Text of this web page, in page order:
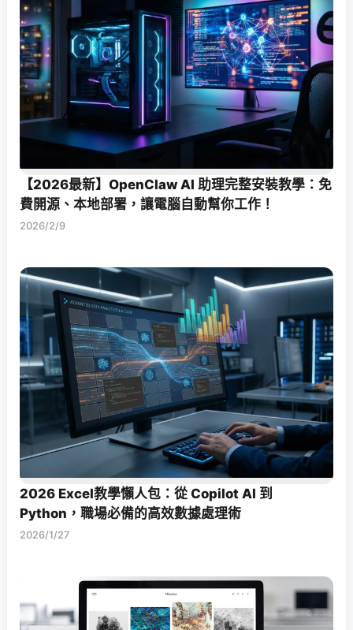
【2026最新】OpenClaw AI 助理完整安裝教學：免
費開源、本地部署，讓電腦自動幫你工作！
2026/2/9
2026 Excel教學懶人包：從 Copilot AI 到
Python，職場必備的高效數據處理術
2026/1/27